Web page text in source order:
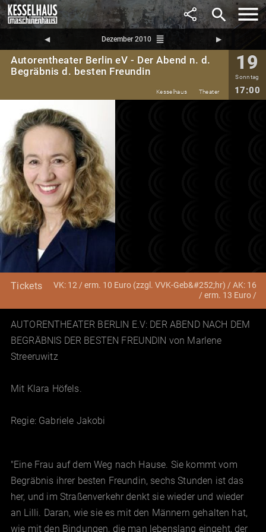
search
◀︎ Dezember 2010 reorder ▶︎
Autorentheater Berlin eV - Der Abend n. d.
Begräbnis d. besten Freundin
19
Sonntag
17:00
Kesselhaus Theater
Tickets
VK: 12 / erm. 10 Euro (zzgl. VVK-Geb&#252;hr) / AK: 16
/ erm. 13 Euro /
AUTORENTHEATER BERLIN E.V: DER ABEND NACH DEM
BEGRÄBNIS DER BESTEN FREUNDIN von Marlene
Streeruwitz
Mit Klara Höfels.
Regie: Gabriele Jakobi
"Eine Frau auf dem Weg nach Hause. Sie kommt vom
Begräbnis ihrer besten Freundin, sechs Stunden ist das
her, und im Straßenverkehr denkt sie wieder und wieder
an Lilli. Daran, wie sie es mit den Männern gehalten hat,
wie mit den Bindungen, die man lebenslang eingeht, der